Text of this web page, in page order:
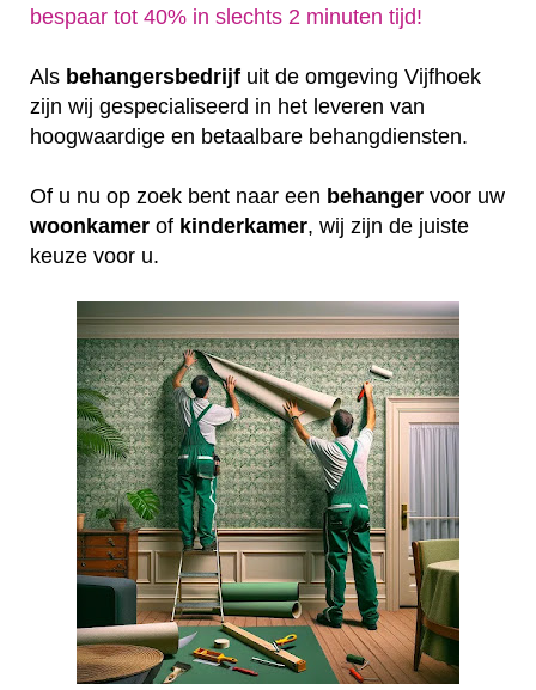
bespaar tot 40% in slechts 2 minuten tijd!
Als behangersbedrijf uit de omgeving Vijfhoek
zijn wij gespecialiseerd in het leveren van
hoogwaardige en betaalbare behangdiensten.
Of u nu op zoek bent naar een behanger voor uw
woonkamer of kinderkamer, wij zijn de juiste
keuze voor u.